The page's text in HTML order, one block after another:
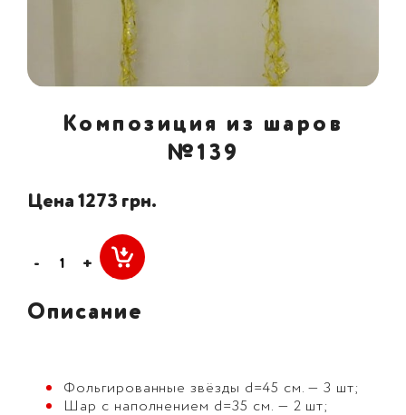
Композиция из шаров
№139
Цена 1273 грн.
- +
Описание
Фольгированные звёзды d=45 см. — 3 шт;
Шар с наполнением d=35 см. — 2 шт;